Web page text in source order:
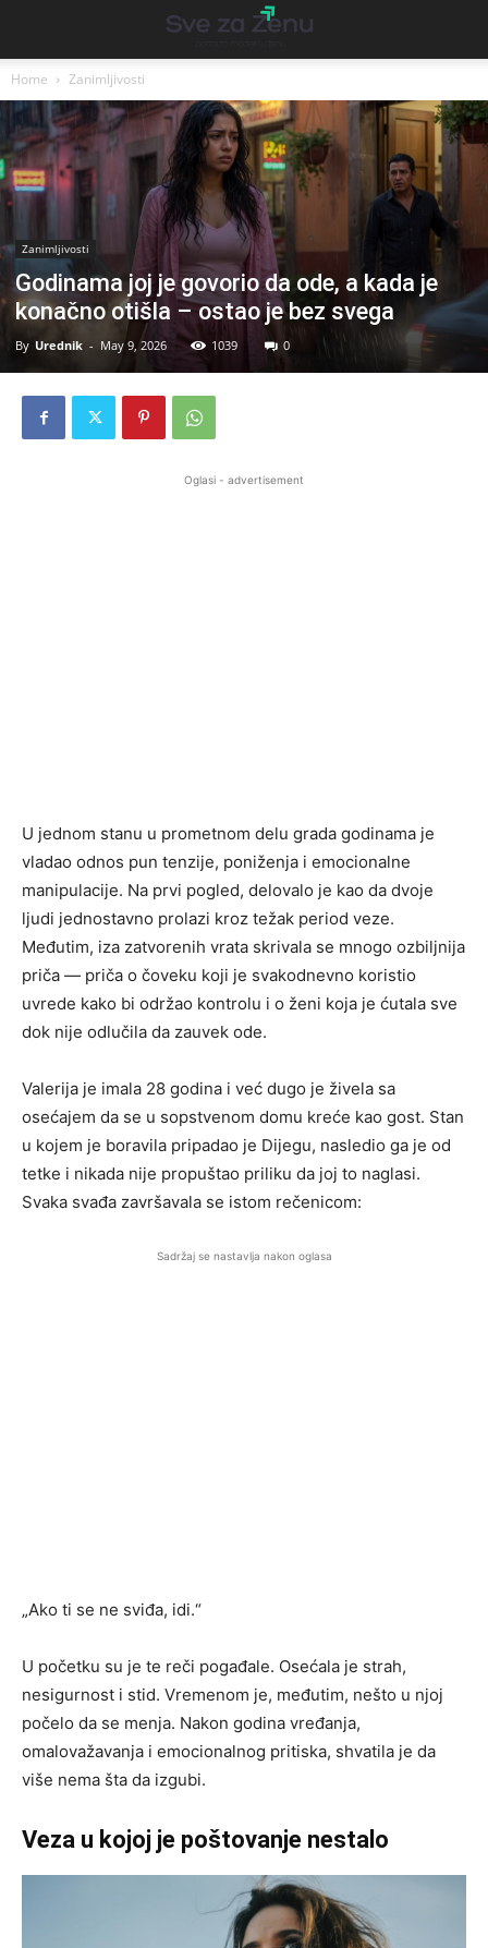
Home Zanimljivosti
Zanimljivosti
Godinama joj je govorio da ode, a kada je
konačno otišla – ostao je bez svega
By Urednik - May 9, 2026 1039 0
Oglasi - advertisement
U jednom stanu u prometnom delu grada godinama je
vladao odnos pun tenzije, poniženja i emocionalne
manipulacije. Na prvi pogled, delovalo je kao da dvoje
ljudi jednostavno prolazi kroz težak period veze.
Međutim, iza zatvorenih vrata skrivala se mnogo ozbiljnija
priča — priča o čoveku koji je svakodnevno koristio
uvrede kako bi održao kontrolu i o ženi koja je ćutala sve
dok nije odlučila da zauvek ode.
Valerija je imala 28 godina i već dugo je živela sa
osećajem da se u sopstvenom domu kreće kao gost. Stan
u kojem je boravila pripadao je Dijegu, nasledio ga je od
tetke i nikada nije propuštao priliku da joj to naglasi.
Svaka svađa završavala se istom rečenicom:
Sadržaj se nastavlja nakon oglasa
„Ako ti se ne sviđa, idi.“
U početku su je te reči pogađale. Osećala je strah,
nesigurnost i stid. Vremenom je, međutim, nešto u njoj
počelo da se menja. Nakon godina vređanja,
omalovažavanja i emocionalnog pritiska, shvatila je da
više nema šta da izgubi.
Veza u kojoj je poštovanje nestalo